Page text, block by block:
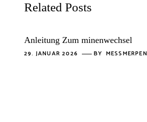
Related Posts
Anleitung Zum minenwechsel
29. JANUAR 2026 BY MESSMERPEN